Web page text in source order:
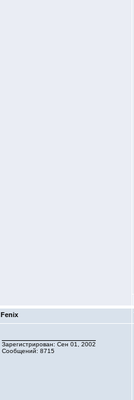
Fenix
Зарегистрирован: Сен 01, 2002
Сообщений: 8715